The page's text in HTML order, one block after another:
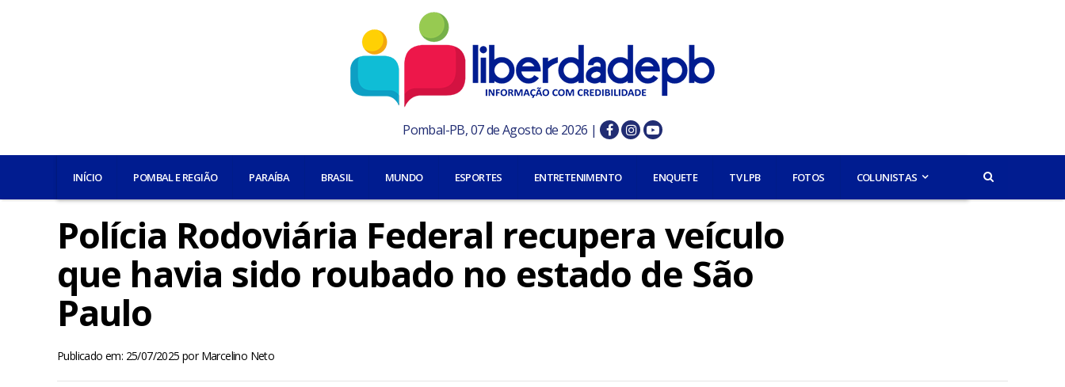
Pombal-PB, 07 de Agosto de 2026 |
INÍCIO POMBAL E REGIÃO PARAÍBA BRASIL MUNDO ESPORTES ENTRETENIMENTO ENQUETE TV LPB FOTOS COLUNISTAS
Polícia Rodoviária Federal recupera veículo
que havia sido roubado no estado de São
Paulo
Publicado em: 25/07/2025 porMarcelino Neto